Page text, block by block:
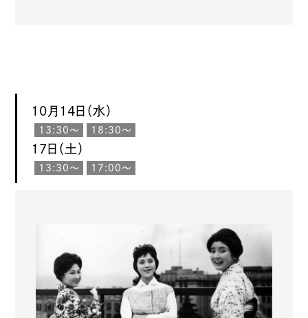
10月14日（水）
13:30〜 18:30〜
17日（土）
13:30〜 17:00〜